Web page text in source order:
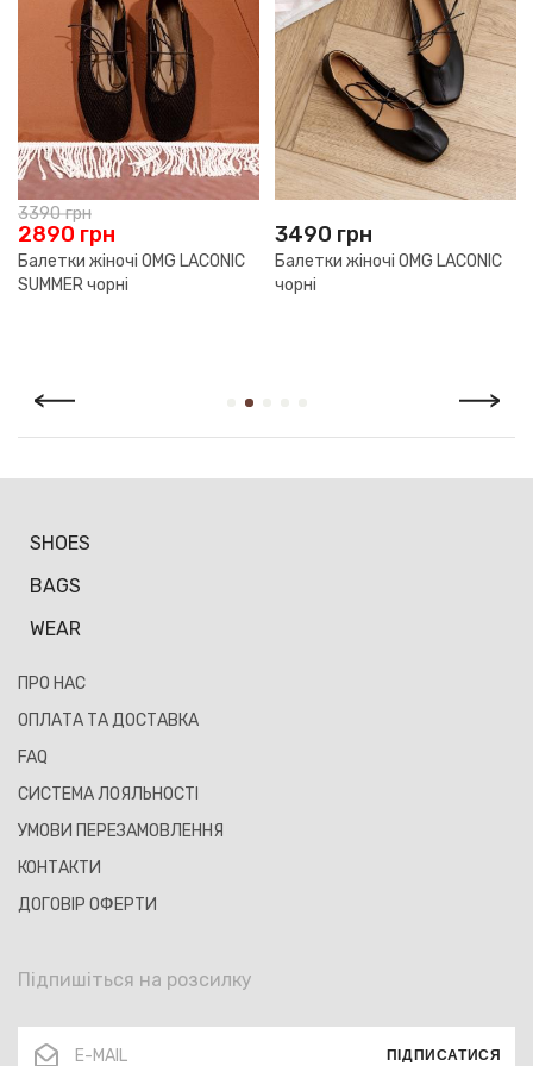
3390грн
2890 грн
Балетки жіночі OMG LACONIC
SUMMER чорні
3490 грн
Балетки жіночі OMG LACONIC
чорні
SHOES
BAGS
WEAR
ПРО НАС
ОПЛАТА ТА ДОСТАВКА
FAQ
СИСТЕМА ЛОЯЛЬНОСТІ
УМОВИ ПЕРЕЗАМОВЛЕННЯ
КОНТАКТИ
ДОГОВІР ОФЕРТИ
Підпишіться на розсилку
ПІДПИСАТИСЯ